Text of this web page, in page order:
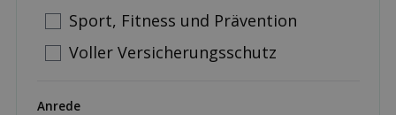
Sport, Fitness und Prävention
Voller Versicherungsschutz
Anrede